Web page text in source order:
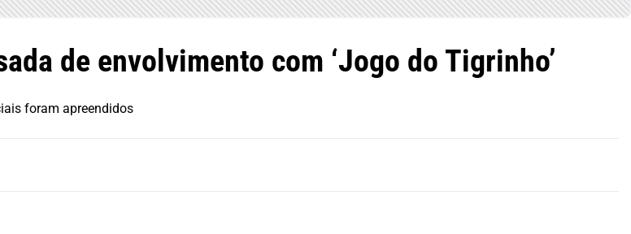
de envolvimento com ‘Jogo do Tigrinho’
foram apreendidos